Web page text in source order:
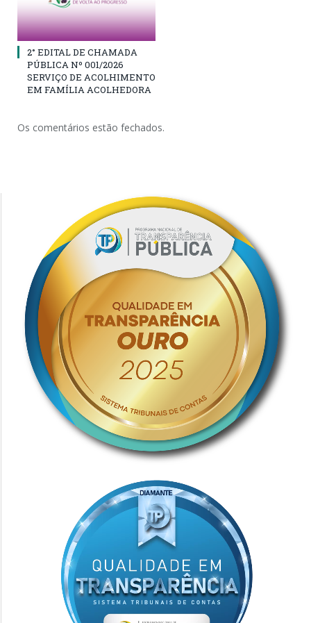
2° EDITAL DE CHAMADA
PÚBLICA Nº 001/2026
SERVIÇO DE ACOLHIMENTO
EM FAMÍLIA ACOLHEDORA
Os comentários estão fechados.